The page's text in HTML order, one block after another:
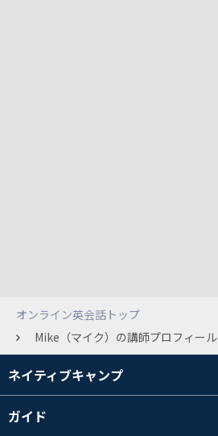
オンライン英会話トップ
Mike（マイク）の講師プロフィール
ネイティブキャンプ
ガイド